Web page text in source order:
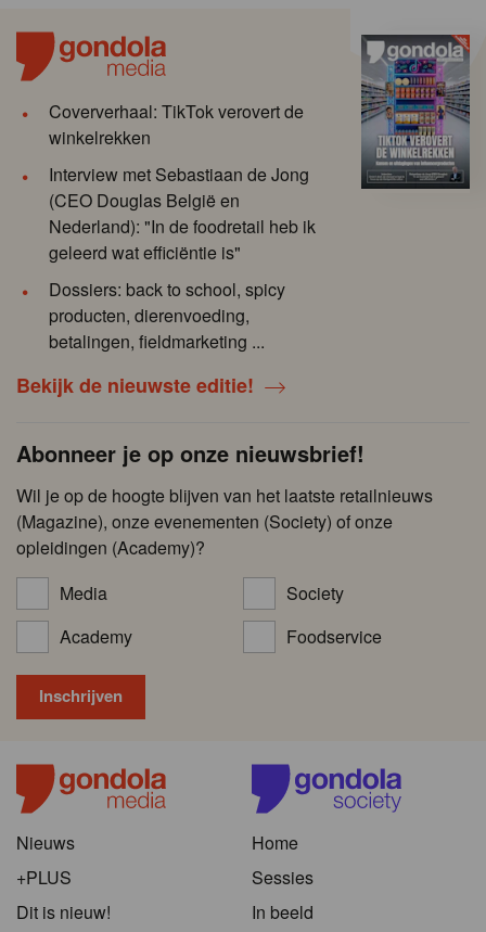
Coververhaal: TikTok verovert de
winkelrekken
Interview met Sebastiaan de Jong
(CEO Douglas België en
Nederland): "In de foodretail heb ik
geleerd wat efficiëntie is"
Dossiers: back to school, spicy
producten, dierenvoeding,
betalingen, fieldmarketing ...
Bekijk de nieuwste editie!
Abonneer je op onze nieuwsbrief!
Wil je op de hoogte blijven van het laatste retailnieuws
(Magazine), onze evenementen (Society) of onze
opleidingen (Academy)?
Media
Society
Academy
Foodservice
Nieuws
+PLUS
Dit is nieuw!
Home
Sessies
In beeld